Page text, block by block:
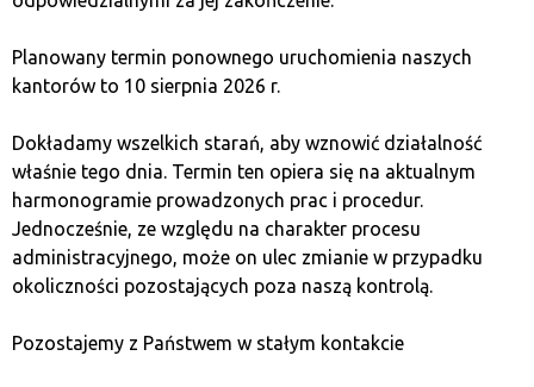
do zmanipulowania.
Jak blockchain może
wpływać na przyszłość?
Technologia blockchain wciąż się rozwija, a jej potencjał
jest ogromny. W miarę jak rośnie zapotrzebowanie
na transparentność, bezpieczeństwo
i zdecentralizowane systemy, blockchain zyskuje
jeszcze szerszego zastosowania tej technologii,
Planowany termin ponownego uruchomienia naszych
kantorów to 10 sierpnia 2026 r.
Dokładamy wszelkich starań, aby wznowić działalność
właśnie tego dnia. Termin ten opiera się na aktualnym
harmonogramie prowadzonych prac i procedur.
Jednocześnie, ze względu na charakter procesu
administracyjnego, może on ulec zmianie w przypadku
okoliczności pozostających poza naszą kontrolą.
Pozostajemy z Państwem w stałym kontakcie